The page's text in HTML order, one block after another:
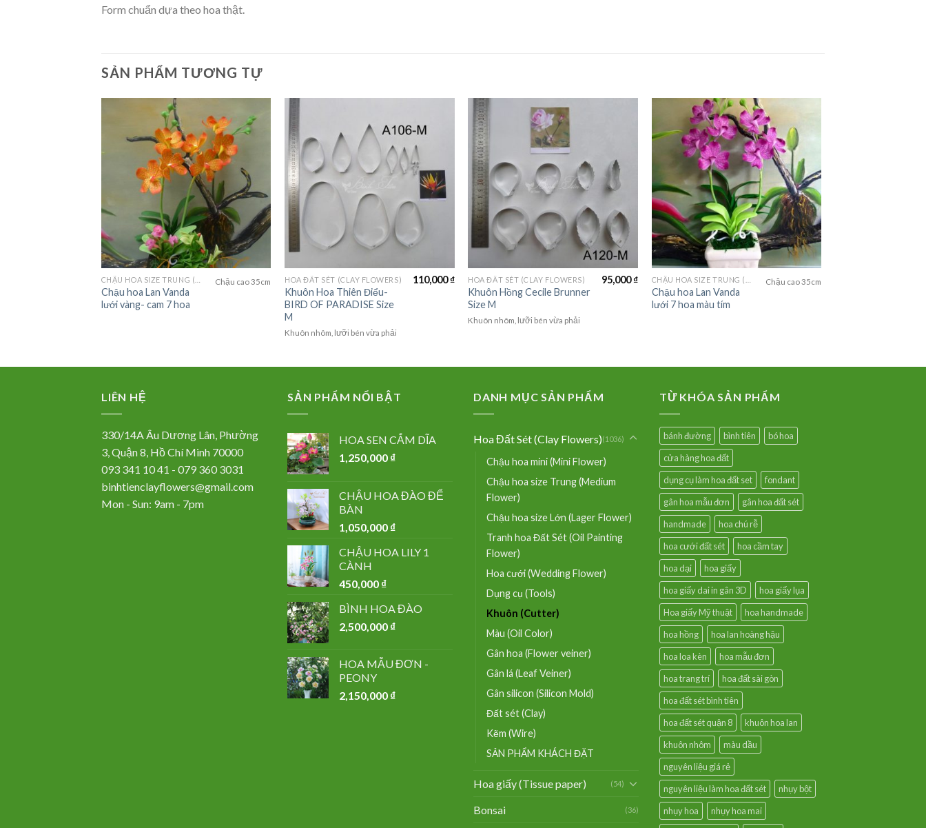
Form chuẩn dựa theo hoa thật.
SẢN PHẨM TƯƠNG TỰ
Chậu hoa Lan Vanda
lưới vàng- cam 7 hoa
Chậu cao 35cm HOA ĐẤT SÉT (CLAY FLOWERS)
Khuôn Hoa Thiên Điểu-
BIRD OF PARADISE Size
M
110,000₫
Khuôn nhôm, lưỡi bén vừa phải
HOA ĐẤT SÉT (CLAY FLOWERS)
Khuôn Hồng Cecile Brunner
Size M
95,000₫
Khuôn nhôm, lưỡi bén vừa phải
Chậu hoa Lan Vanda
lưới 7 hoa màu tím
Chậu cao 35cm
LIÊN HỆ
330/14A Âu Dương Lân, Phường
3, Quận 8, Hồ Chí Minh 70000
093 341 10 41 - 079 360 3031
binhtienclayflowers@gmail.com
Mon - Sun: 9am - 7pm
SẢN PHẨM NỔI BẬT
HOA SEN CẮM DĨA
1,250,000 ₫
CHẬU HOA ĐÀO ĐỂ
BÀN
1,050,000 ₫
CHẬU HOA LILY 1
CÀNH
450,000 ₫
BÌNH HOA ĐÀO
2,500,000 ₫
HOA MẪU ĐƠN -
PEONY
2,150,000 ₫
DANH MỤC SẢN PHẨM
Hoa Đất Sét (Clay Flowers)(1036)
Chậu hoa mini (Mini Flower)
Chậu hoa size Trung (Medium
Flower)
Chậu hoa size Lớn (Lager Flower)
Tranh hoa Đất Sét (Oil Painting
Flower)
Hoa cưới (Wedding Flower)
Dụng cụ (Tools)
Khuôn (Cutter)
Màu (Oil Color)
Gân hoa (Flower veiner)
Gân lá (Leaf Veiner)
Gân silicon (Silicon Mold)
Đất sét (Clay)
Kẽm (Wire)
SẢN PHẨM KHÁCH ĐẶT
Hoa giấy (Tissue paper) (54)
Bonsai (36)
TỪ KHÓA SẢN PHẨM
bánh đường bình tiên
bó hoa
cửa hàng hoa đất
dụng cụ làm hoa đất set
fondant
gân hoa mẫu đơn
gân hoa đất sét
handmade
hoa chú rễ
hoa cưới đất sét
hoa cầm tay
hoa dại
hoa giấy
hoa giấy dai in gân 3D
hoa giấy lụa
Hoa giấy Mỹ thuật
hoa handmade
hoa hồng
hoa lan hoàng hậu
hoa loa kèn
hoa mẫu đơn
hoa trang trí
hoa đất sài gòn
hoa đất sét bình tiên
hoa đất sét quận 8
khuôn hoa lan
khuôn nhôm
màu dầu
nguyên liệu giá rẻ
nguyên liệu làm hoa đất sét
nhụy bột
nhụy hoa
nhụy hoa mai